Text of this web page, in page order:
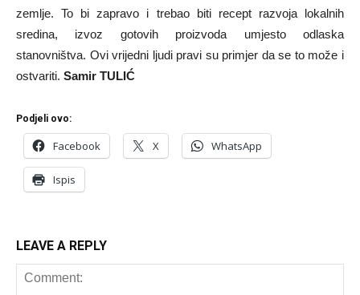
zemlje. To bi zapravo i trebao biti recept razvoja lokalnih
sredina, izvoz gotovih proizvoda umjesto odlaska
stanovništva. Ovi vrijedni ljudi pravi su primjer da se to može i
ostvariti. Samir TULIĆ
Podjeli ovo:
Facebook X WhatsApp
Ispis
LEAVE A REPLY